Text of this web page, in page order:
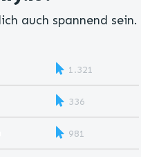
auch spannend sein.
1.321
336
981